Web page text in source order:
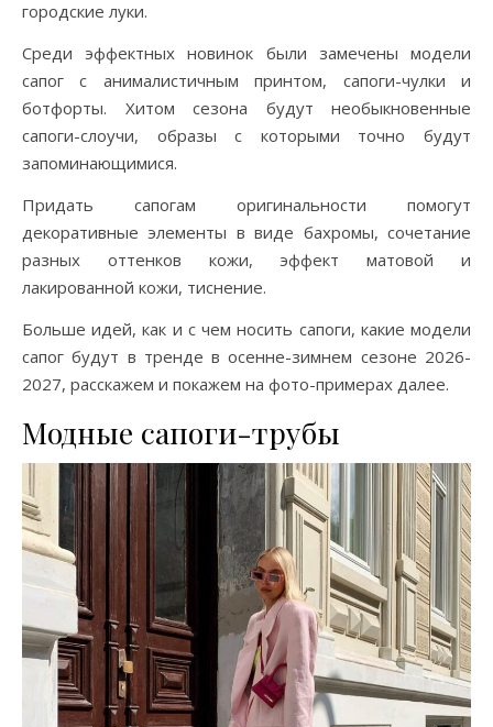
городские луки.
Среди эффектных новинок были замечены модели
сапог с анималистичным принтом, сапоги-чулки и
ботфорты. Хитом сезона будут необыкновенные
сапоги-слоучи, образы с которыми точно будут
запоминающимися.
Придать сапогам оригинальности помогут
декоративные элементы в виде бахромы, сочетание
разных оттенков кожи, эффект матовой и
лакированной кожи, тиснение.
Больше идей, как и с чем носить сапоги, какие модели
сапог будут в тренде в осенне-зимнем сезоне 2026-
2027, расскажем и покажем на фото-примерах далее.
Модные сапоги-трубы